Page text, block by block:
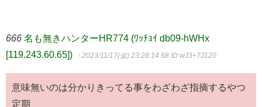
666 名も無きハンターHR774 (ﾜｯﾁｮｲ db09-hWHx
[119.243.60.65])
：2023/11/17(金) 23:28:14.68 ID:wJ3+7J120
意味無いのは分かりきってる事をわざわざ指摘するやつ
定期